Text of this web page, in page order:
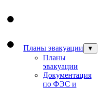
Планы эвакуации ▼
Планы
эвакуации
Документация
по ФЭС и